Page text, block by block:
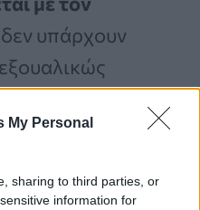
My Personal
sharing to third parties, or
information for
υπάρχουν
τη δημιουργία και
Β και των